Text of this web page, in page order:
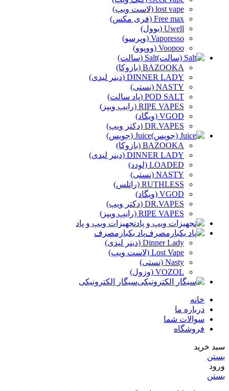
lost vape (لاست ویپ)
Free max (فری مکس)
Uwell (یوول)
Vaporesso (وپرسو)
Voopoo (ووپوو)
Salt (سالت)
BAZOOKA (بازوکا)
DINNER LADY (دینر لیدی)
NASTY (نستی)
POD SALT (پاد سالت)
RIPE VAPES (رایپ ویپز)
VGOD (ویگاد)
DR.VAPES (دکتر ویپ)
Juice (جویس)
BAZOOKA (بازوکا)
DINNER LADY (دینر لیدی)
LOADED (لودد)
NASTY (نستی)
RUTHLESS (راتلس)
VGOD (ویگاد)
DR.VAPES (دکتر ویپ)
RIPE VAPES (رایپ ویپز)
تجهیزات ویپ و پاد
پاد یکبارمصرف
Dinner Lady (دینر لیدی)
Lost Vape (لاست ویپ)
Nasty (نستی)
VOZOL (وزول)
سیگار الکترونیکی
خانه
درباره ما
سوالات شما
فروشگاه
سبد خرید
بستن
ورود
بستن